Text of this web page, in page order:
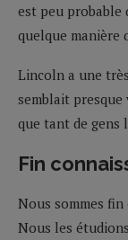
est peu probable
quelque manière
Lincoln a une
semblait
que tant de gens
Fin
Nous sommes fin
Nous les